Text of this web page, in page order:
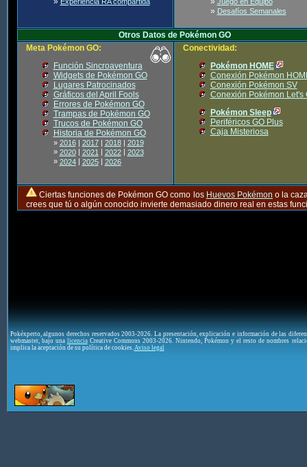
» Desafíos Semanales
Otros Datos de Pokémon GO
Meta Pokémon GO:
Función Sincroaventura
Widgets de Pokémon GO
Lugares Patrocinados
Gráficos del April Fools
Errores de Pokémon GO
Trampas de Pokémon GO
Trucos de Pokémon GO
Historia de Pokémon GO
» 2016| 2017| 2018| 2019
» 2020| 2021| 2022| 2023
» 2024| 2025| 2026
Conectividad:
Pokémon HOME
Conexión Pokémon
Conexión Pokémon SV
Conexión Pokémon Let's
Pokémon Sleep
Periféricos GO Plus
Caja Misteriosa
Ciertas funciones de Pokémon GO como los Huevos Pokémon o la
crees que tú o algún conocido invierte demasiado dinero real en estas
Pokéxperto, algunos derechos reservados 2003-2026. La presentación, explicación e información de las
webmaster, bajo una licenciaCreative Commons 2003-2026. Nintendo, Pokémon y el resto de nombres
implica la aceptación de su política de cookies. Aviso legal